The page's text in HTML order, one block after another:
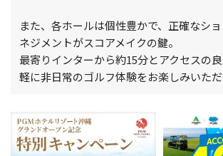
また、各ホールは個性豊かで、正確なシ
ネジメントがスコアメイクの鍵。
最寄りインターから約15分とアクセスの
軽に非日常のゴルフ体験をお楽しみいただ